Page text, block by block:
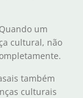
um
cultural, não
também
culturais